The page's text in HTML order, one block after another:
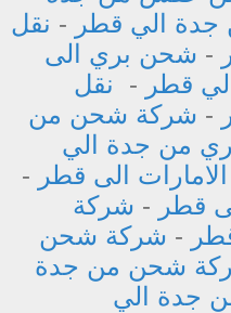
الي قطر - نقل
- شحن بري الى
قطر - نقل
- شركة شحن من
من جدة الي
الى قطر -
قطر - شركة
- شركة شحن
شحن من جدة
جدة الي